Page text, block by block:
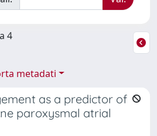
4
metadati
as a predictor of
paroxysmal atrial